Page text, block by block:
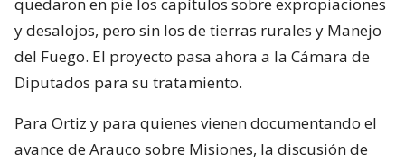
y desalojos, pero sin los de tierras rurales y Manejo
del Fuego. El proyecto pasa ahora a la Cámara de
Diputados para su tratamiento.
Para Ortiz y para quienes vienen documentando el
avance de Arauco sobre Misiones, la discusión de